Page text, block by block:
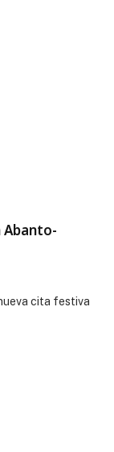
Abanto-
cita festiva